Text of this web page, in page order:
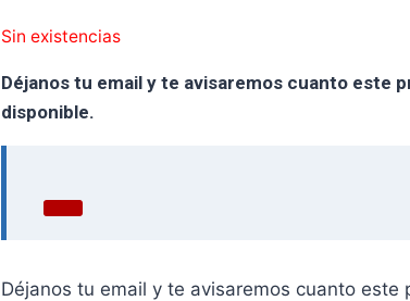
era:
es:
Sin existencias
Déjanos tu email y te avisaremos cuanto este
disponible.
Dismiss
Déjanos tu email y te avisaremos cuanto este